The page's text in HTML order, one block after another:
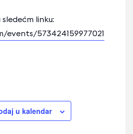
linku:
events/573424159977021
u kalendar